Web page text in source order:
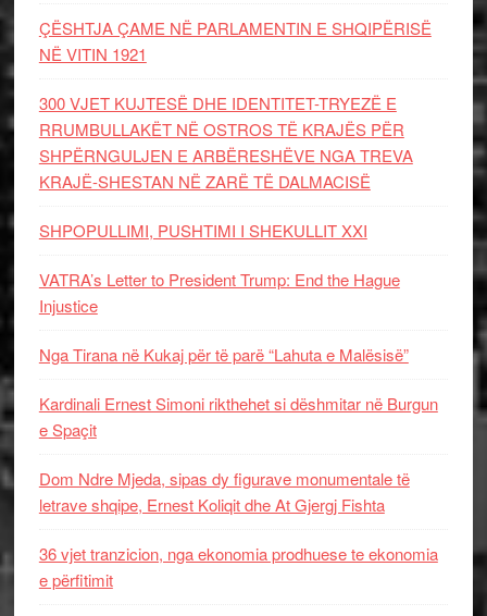
ÇËSHTJA ÇAME NË PARLAMENTIN E SHQIPËRISË
NË VITIN 1921
300 VJET KUJTESË DHE IDENTITET-TRYEZË E
RRUMBULLAKËT NË OSTROS TË KRAJËS PËR
SHPËRNGULJEN E ARBËRESHËVE NGA TREVA
KRAJË-SHESTAN NË ZARË TË DALMACISË
SHPOPULLIMI, PUSHTIMI I SHEKULLIT XXI
VATRA’s Letter to President Trump: End the Hague
Injustice
Nga Tirana në Kukaj për të parë “Lahuta e Malësisë”
Kardinali Ernest Simoni rikthehet si dëshmitar në Burgun
e Spaçit
Dom Ndre Mjeda, sipas dy figurave monumentale të
letrave shqipe, Ernest Koliqit dhe At Gjergj Fishta
36 vjet tranzicion, nga ekonomia prodhuese te ekonomia
e përfitimit